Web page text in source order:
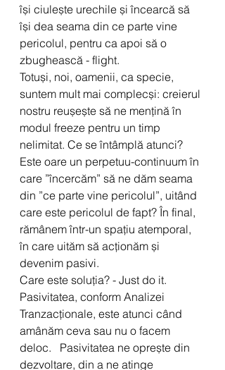
își ciulește urechile și încearcă să
își dea seama din ce parte vine
pericolul, pentru ca apoi să o
zbughească - flight.
Totuși, noi, oamenii, ca specie,
suntem mult mai complecși: creierul
nostru reușește să ne mențină în
modul freeze pentru un timp
nelimitat. Ce se întâmplă atunci?
Este oare un perpetuu-continuum în
care ”încercăm” să ne dăm seama
din ”ce parte vine pericolul”, uitând
care este pericolul de fapt? În final,
rămânem într-un spațiu atemporal,
în care uităm să acționăm și
devenim pasivi.
Care este soluția? - Just do it.
Pasivitatea, conform Analizei
Tranzacționale, este atunci când
amânăm ceva sau nu o facem
deloc.   Pasivitatea ne oprește din
dezvoltare, din a ne atinge